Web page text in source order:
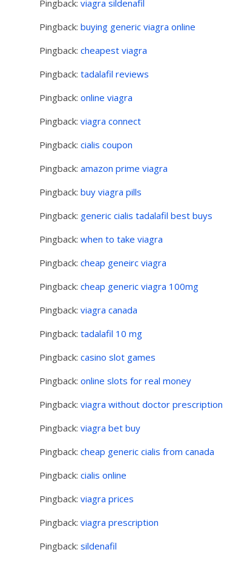
Pingback: viagra sildenafil
Pingback: buying generic viagra online
Pingback: cheapest viagra
Pingback: tadalafil reviews
Pingback: online viagra
Pingback: viagra connect
Pingback: cialis coupon
Pingback: amazon prime viagra
Pingback: buy viagra pills
Pingback: generic cialis tadalafil best buys
Pingback: when to take viagra
Pingback: cheap geneirc viagra
Pingback: cheap generic viagra 100mg
Pingback: viagra canada
Pingback: tadalafil 10 mg
Pingback: casino slot games
Pingback: online slots for real money
Pingback: viagra without doctor prescription
Pingback: viagra bet buy
Pingback: cheap generic cialis from canada
Pingback: cialis online
Pingback: viagra prices
Pingback: viagra prescription
Pingback: sildenafil